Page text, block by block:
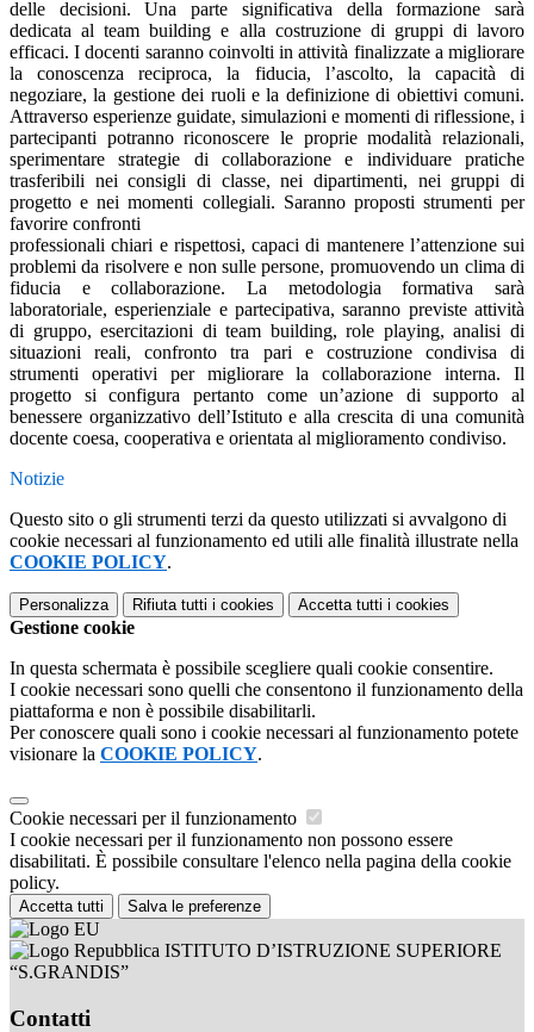
delle decisioni. Una parte significativa della formazione sarà
dedicata al team building e alla costruzione di gruppi di lavoro
efficaci. I docenti saranno coinvolti in attività finalizzate a migliorare
la conoscenza reciproca, la fiducia, l’ascolto, la capacità di
negoziare, la gestione dei ruoli e la definizione di obiettivi comuni.
Attraverso esperienze guidate, simulazioni e momenti di riflessione, i
partecipanti potranno riconoscere le proprie modalità relazionali,
sperimentare strategie di collaborazione e individuare pratiche
trasferibili nei consigli di classe, nei dipartimenti, nei gruppi di
progetto e nei momenti collegiali. Saranno proposti strumenti per
favorire confronti
professionali chiari e rispettosi, capaci di mantenere l’attenzione sui
problemi da risolvere e non sulle persone, promuovendo un clima di
fiducia e collaborazione. La metodologia formativa sarà
laboratoriale, esperienziale e partecipativa, saranno previste attività
di gruppo, esercitazioni di team building, role playing, analisi di
situazioni reali, confronto tra pari e costruzione condivisa di
strumenti operativi per migliorare la collaborazione interna. Il
progetto si configura pertanto come un’azione di supporto al
benessere organizzativo dell’Istituto e alla crescita di una comunità
docente coesa, cooperativa e orientata al miglioramento condiviso.
Notizie
Questo sito o gli strumenti terzi da questo utilizzati si avvalgono di
cookie necessari al funzionamento ed utili alle finalità illustrate nella
COOKIE POLICY.
Personalizza Rifiuta tutti i cookies Accetta tutti i cookies
Gestione cookie
In questa schermata è possibile scegliere quali cookie consentire.
I cookie necessari sono quelli che consentono il funzionamento della
piattaforma e non è possibile disabilitarli.
Per conoscere quali sono i cookie necessari al funzionamento potete
visionare la COOKIE POLICY.
Cookie necessari per il funzionamento
I cookie necessari per il funzionamento non possono essere
disabilitati. È possibile consultare l'elenco nella pagina della cookie
policy.
Accetta tutti Salva le preferenze
ISTITUTO D’ISTRUZIONE SUPERIORE
“S.GRANDIS”
Contatti